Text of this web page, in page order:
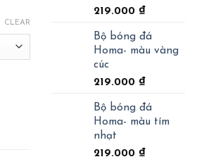
CLEAR
219.000 ₫
Bộ bóng đá
Homa- màu vàng
cúc
219.000 ₫
Bộ bóng đá
Homa- màu tím
nhạt
219.000 ₫